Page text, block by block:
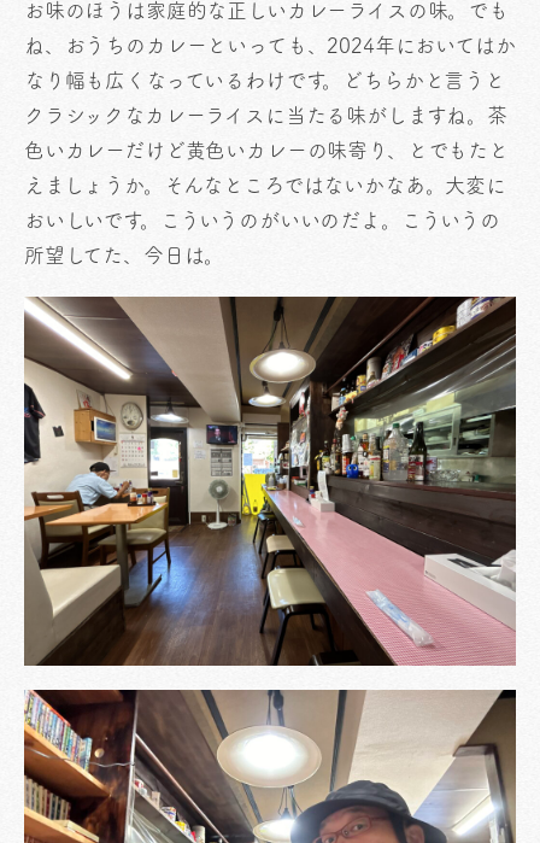
お味のほうは家庭的な正しいカレーライスの味。でも
ね、おうちのカレーといっても、2024年においてはか
なり幅も広くなっているわけです。どちらかと言うと
クラシックなカレーライスに当たる味がしますね。茶
色いカレーだけど黄色いカレーの味寄り、とでもたと
えましょうか。そんなところではないかなあ。大変に
おいしいです。こういうのがいいのだよ。こういうの
所望してた、今日は。